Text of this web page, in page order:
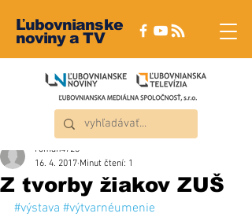
Ľubovnianske
noviny a TV
Z tvorby žiakov ZUŠ
roman4723
16. 4. 2017 Minut čtení: 1
#výstava #výtvarnéumenie